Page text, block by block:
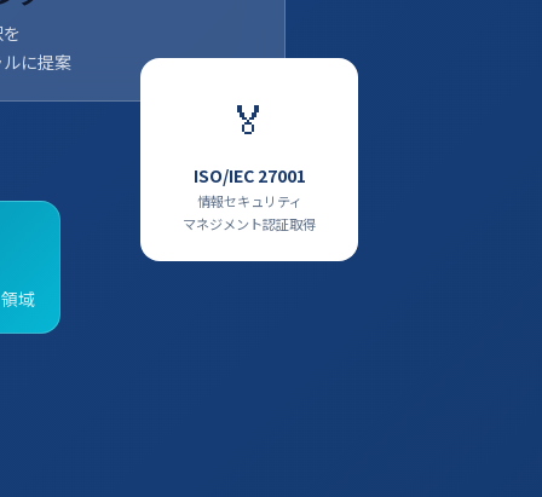
に提案
🏅
ISO/IEC 27001
情報セキュリティ
マネジメント認証取得
域